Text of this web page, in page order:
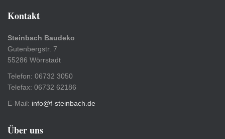
Kontakt
Steinbach Baudeko
Gutenbergstr. 7
55286 Wörrstadt
Telefon: 06732 3050
Telefax: 06732 62186
E-Mail: info@f-steinbach.de
Über uns